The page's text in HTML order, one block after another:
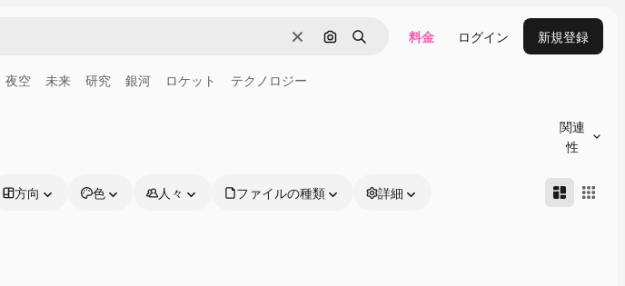
消去 画像で検索
検索 料金 ログイン 新規登録
夜空 未来 研究 銀河 ロケット テクノロジー
関連
性
方向 色 人々 ファイルの種類 詳細